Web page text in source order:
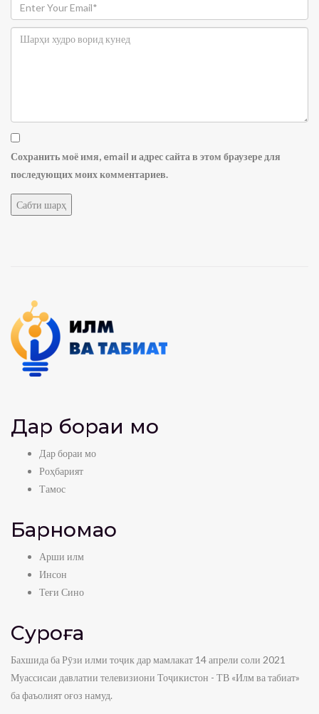
Сохранить моё имя, email и адрес сайта в этом браузере для
последующих моих комментариев.
Дар бораи мо
Дар бораи мо
Роҳбарият
Тамос
Барномаҳо
Арши илм
Инсон
Теғи Сино
Суроға
Бахшида ба Рӯзи илми тоҷик дар мамлакат 14 апрели соли 2021
Муассисаи давлатии телевизиони Тоҷикистон - ТВ «Илм ва табиат»
ба фаъолият оғоз намуд.